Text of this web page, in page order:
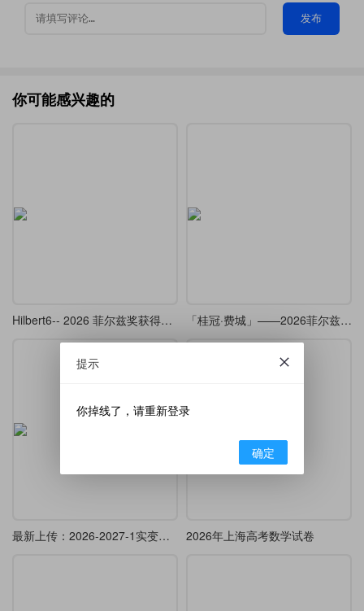
发布
你可能感兴趣的
Hilbert6-- 2026 菲尔兹奖获得者邓煜学术报告的 beamer （复刻 ） 「桂冠·费城」——2026菲尔兹奖Beamer主题
最新上传：2026-2027-1实变函数教案模板 2026年上海高考数学试卷
提示
你掉线了，请重新登录
确定